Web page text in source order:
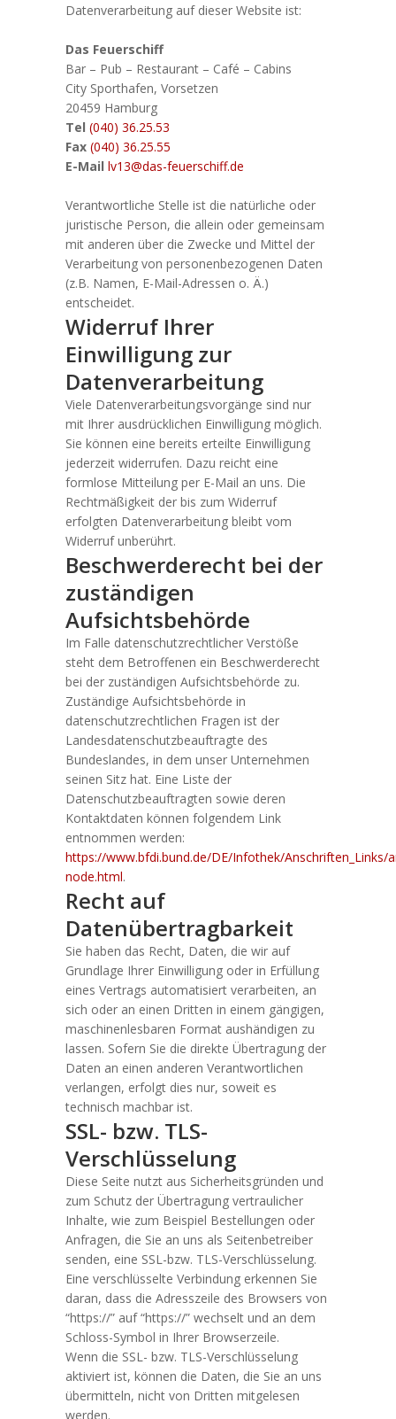
Datenverarbeitung auf dieser Website ist:
Das Feuerschiff
Bar – Pub – Restaurant – Café – Cabins
City Sporthafen, Vorsetzen
20459 Hamburg
Tel (040) 36.25.53
Fax (040) 36.25.55
E-Mail lv13@das-feuerschiff.de
Verantwortliche Stelle ist die natürliche oder
juristische Person, die allein oder gemeinsam
mit anderen über die Zwecke und Mittel der
Verarbeitung von personenbezogenen Daten
(z.B. Namen, E-Mail-Adressen o. Ä.)
entscheidet.
Widerruf Ihrer
Einwilligung zur
Datenverarbeitung
Viele Datenverarbeitungsvorgänge sind nur
mit Ihrer ausdrücklichen Einwilligung möglich.
Sie können eine bereits erteilte Einwilligung
jederzeit widerrufen. Dazu reicht eine
formlose Mitteilung per E-Mail an uns. Die
Rechtmäßigkeit der bis zum Widerruf
erfolgten Datenverarbeitung bleibt vom
Widerruf unberührt.
Beschwerderecht bei der
zuständigen
Aufsichtsbehörde
Im Falle datenschutzrechtlicher Verstöße
steht dem Betroffenen ein Beschwerderecht
bei der zuständigen Aufsichtsbehörde zu.
Zuständige Aufsichtsbehörde in
datenschutzrechtlichen Fragen ist der
Landesdatenschutzbeauftragte des
Bundeslandes, in dem unser Unternehmen
seinen Sitz hat. Eine Liste der
Datenschutzbeauftragten sowie deren
Kontaktdaten können folgendem Link
entnommen werden:
https://www.bfdi.bund.de/DE/Infothek/Anschriften_Links/
node.html.
Recht auf
Datenübertragbarkeit
Sie haben das Recht, Daten, die wir auf
Grundlage Ihrer Einwilligung oder in Erfüllung
eines Vertrags automatisiert verarbeiten, an
sich oder an einen Dritten in einem gängigen,
maschinenlesbaren Format aushändigen zu
lassen. Sofern Sie die direkte Übertragung der
Daten an einen anderen Verantwortlichen
verlangen, erfolgt dies nur, soweit es
technisch machbar ist.
SSL- bzw. TLS-
Verschlüsselung
Diese Seite nutzt aus Sicherheitsgründen und
zum Schutz der Übertragung vertraulicher
Inhalte, wie zum Beispiel Bestellungen oder
Anfragen, die Sie an uns als Seitenbetreiber
senden, eine SSL-bzw. TLS-Verschlüsselung.
Eine verschlüsselte Verbindung erkennen Sie
daran, dass die Adresszeile des Browsers von
“https://” auf “https://” wechselt und an dem
Schloss-Symbol in Ihrer Browserzeile.
Wenn die SSL- bzw. TLS-Verschlüsselung
aktiviert ist, können die Daten, die Sie an uns
übermitteln, nicht von Dritten mitgelesen
werden.